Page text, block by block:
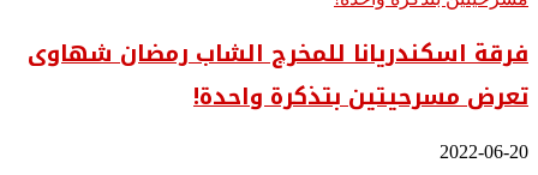
فرقة اسكندريانا للمخرج الشاب رمضان شهاوى
تعرض مسرحيتين بتذكرة واحدة!
2022-06-20